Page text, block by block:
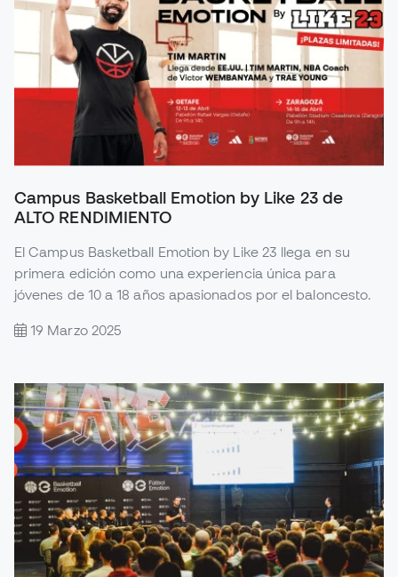
Campus Basketball Emotion by Like 23 de
ALTO RENDIMIENTO
El Campus Basketball Emotion by Like 23 llega en su
primera edición como una experiencia única para
jóvenes de 10 a 18 años apasionados por el baloncesto.
19 Marzo 2025